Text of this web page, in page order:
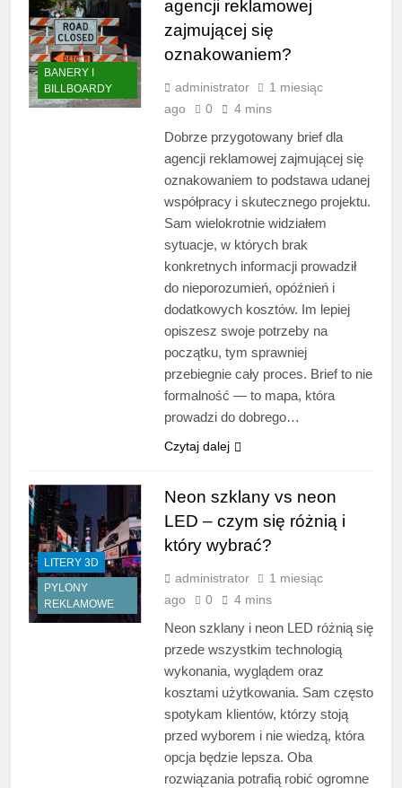
BANERY I
BILLBOARDY
agencji reklamowej
zajmującej się
oznakowaniem?
administrator
1 miesiąc
ago
0 4 mins
Dobrze przygotowany brief dla
agencji reklamowej zajmującej się
oznakowaniem to podstawa udanej
współpracy i skutecznego projektu.
Sam wielokrotnie widziałem
sytuacje, w których brak
konkretnych informacji prowadził
do nieporozumień, opóźnień i
dodatkowych kosztów. Im lepiej
opiszesz swoje potrzeby na
początku, tym sprawniej
przebiegnie cały proces. Brief to nie
formalność — to mapa, która
prowadzi do dobrego…
Czytaj dalej
LITERY 3D
PYLONY
REKLAMOWE
Neon szklany vs neon
LED – czym się różnią i
który wybrać?
administrator
1 miesiąc
ago
0 4 mins
Neon szklany i neon LED różnią się
przede wszystkim technologią
wykonania, wyglądem oraz
kosztami użytkowania. Sam często
spotykam klientów, którzy stoją
przed wyborem i nie wiedzą, która
opcja będzie lepsza. Oba
rozwiązania potrafią robić ogromne